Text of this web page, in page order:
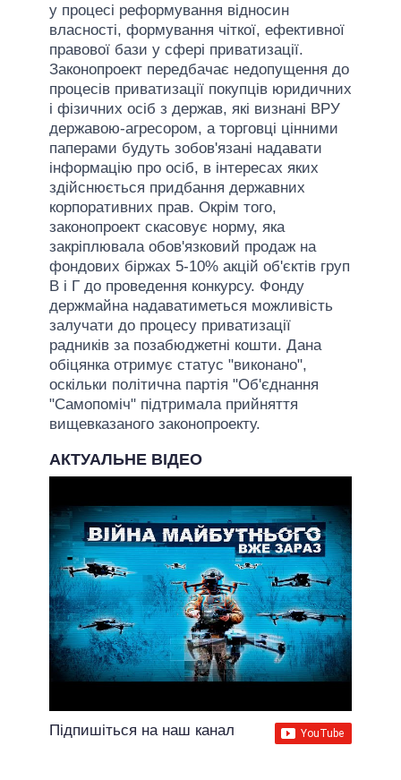
у процесі реформування відносин
власності, формування чіткої, ефективної
правової бази у сфері приватизації.
Законопроект передбачає недопущення до
процесів приватизації покупців юридичних
і фізичних осіб з держав, які визнані ВРУ
державою-агресором, а торговці цінними
паперами будуть зобов'язані надавати
інформацію про осіб, в інтересах яких
здійснюється придбання державних
корпоративних прав. Окрім того,
законопроект скасовує норму, яка
закріплювала обов'язковий продаж на
фондових біржах 5-10% акцій об'єктів груп
В і Г до проведення конкурсу. Фонду
держмайна надаватиметься можливість
залучати до процесу приватизації
радників за позабюджетні кошти. Дана
обіцянка отримує статус "виконано",
оскільки політична партія "Об'єднання
"Самопоміч" підтримала прийняття
вищевказаного законопроекту.
АКТУАЛЬНЕ ВІДЕО
Підпишіться на наш канал